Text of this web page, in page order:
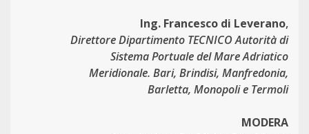
Ing. Francesco di Leverano,
Direttore Dipartimento TECNICO Autorità di
Sistema Portuale del Mare Adriatico
Meridionale. Bari, Brindisi, Manfredonia,
Barletta, Monopoli e Termoli
MODERA